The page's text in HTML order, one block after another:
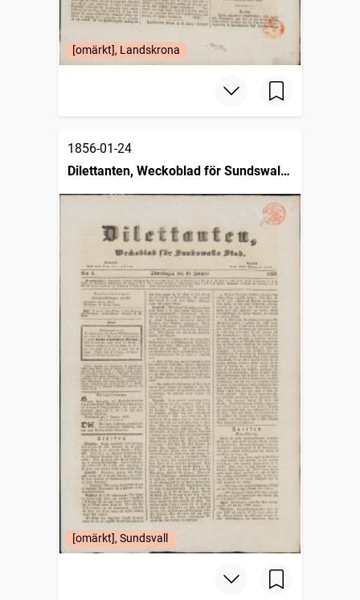
[omärkt], Landskrona
1856-01-24
Dilettanten, Weckoblad för Sundswalls
stad
[omärkt], Sundsvall